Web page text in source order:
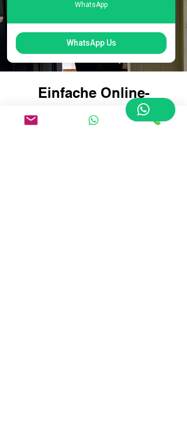
Einfache Online-
Buchung für die
WhatsApp
WhatsApp Us